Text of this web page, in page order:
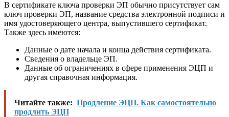
В сертификате ключа проверки ЭП обычно присутствует сам
ключ проверки ЭП, название средства электронной подписи и
имя удостоверяющего центра, выпустившего сертификат.
Также здесь имеются:
Данные о дате начала и конца действия сертификата.
Сведения о владельце ЭП.
Данные об ограничениях в сфере применения ЭЦП и
другая справочная информация.
Читайте также: Продление ЭЦП. Как самостоятельно
продлить ЭЦП